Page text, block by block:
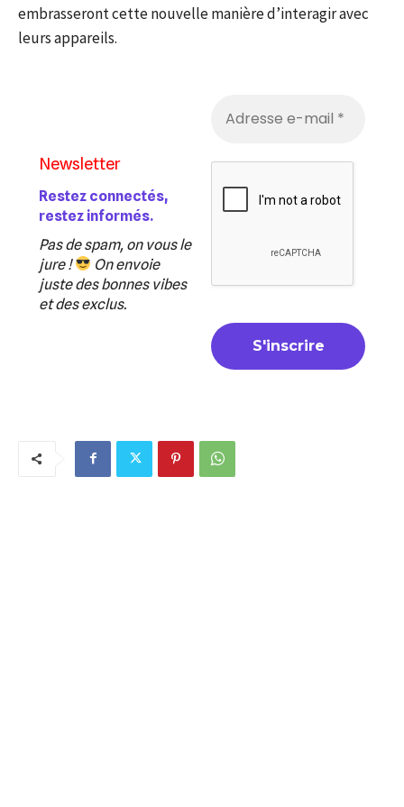
embrasseront cette nouvelle manière d’interagir avec
leurs appareils.
Newsletter
Restez connectés,
restez informés.
Pas de spam, on vous le
jure !
On envoie
juste des bonnes vibes
et des exclus.